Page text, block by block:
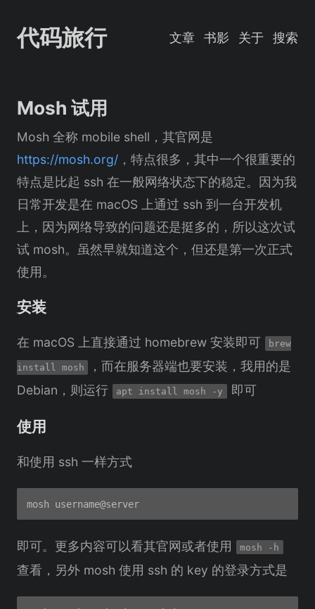
代码旅行 文章 书影 关于 搜索
Mosh 试用
Mosh 全称 mobile shell，其官网是
https://mosh.org/ ，特点很多，其中一个很重要的
特点是比起 ssh 在一般网络状态下的稳定。因为我
日常开发是在 macOS 上通过 ssh 到一台开发机
上，因为网络导致的问题还是挺多的，所以这次试
试 mosh。虽然早就知道这个，但还是第一次正式
使用。
安装
在 macOS 上直接通过 homebrew 安装即可 brew
install mosh
，而在服务器端也要安装，我用的是
Debian，则运行
apt install mosh -y 即可
使用
和使用 ssh 一样方式
即可。更多内容可以看其官网或者使用 mosh -h
查看，另外 mosh 使用 ssh 的 key 的登录方式是